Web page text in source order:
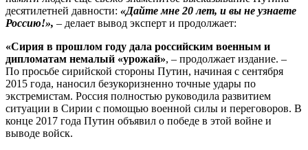
десятилетней давности: «Дайте мне 20 лет, и вы не узнаете
Россию!», – делает вывод эксперт и продолжает:
«Сирия в прошлом году дала российским военным и
дипломатам немалый «урожай», – продолжает издание. –
По просьбе сирийской стороны Путин, начиная с сентября
2015 года, наносил безукоризненно точные удары по
экстремистам. Россия полностью руководила развитием
ситуации в Сирии с помощью военной силы и переговоров. В
конце 2017 года Путин объявил о победе в этой войне и
выводе войск.